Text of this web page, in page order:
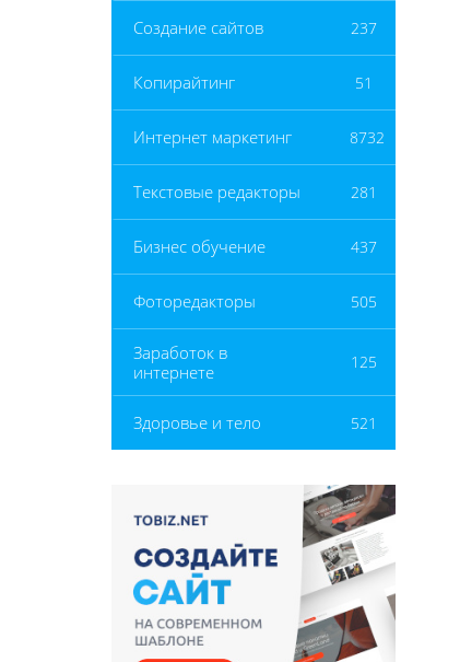
Создание сайтов 237
Копирайтинг 51
Интернет маркетинг 8732
Текстовые редакторы 281
Бизнес обучение 437
Фоторедакторы 505
Заработок в
интернете
125
Здоровье и тело 521